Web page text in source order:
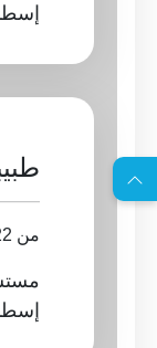
من 01/04/2022 – حتى الآن
لا
س
ت
ش
ا
ر
ةمج
ا
ن
ية